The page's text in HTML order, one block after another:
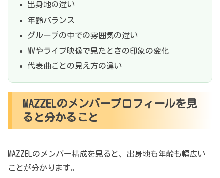
出身地の違い
年齢バランス
グループの中での雰囲気の違い
MVやライブ映像で見たときの印象の変化
代表曲ごとの見え方の違い
MAZZELのメンバープロフィールを見
ると分かること
MAZZELのメンバー構成を見ると、出身地も年齢も幅広い
ことが分かります。